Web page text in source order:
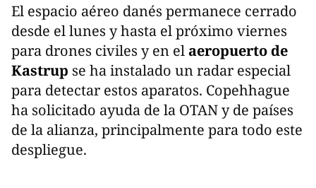
El espacio aéreo danés permanece cerrado
desde el lunes y hasta el próximo viernes
para drones civiles y en el aeropuerto de
Kastrup se ha instalado un radar especial
para detectar estos aparatos. Copehhague
ha solicitado ayuda de la OTAN y de países
de la alianza, principalmente para todo este
despliegue.